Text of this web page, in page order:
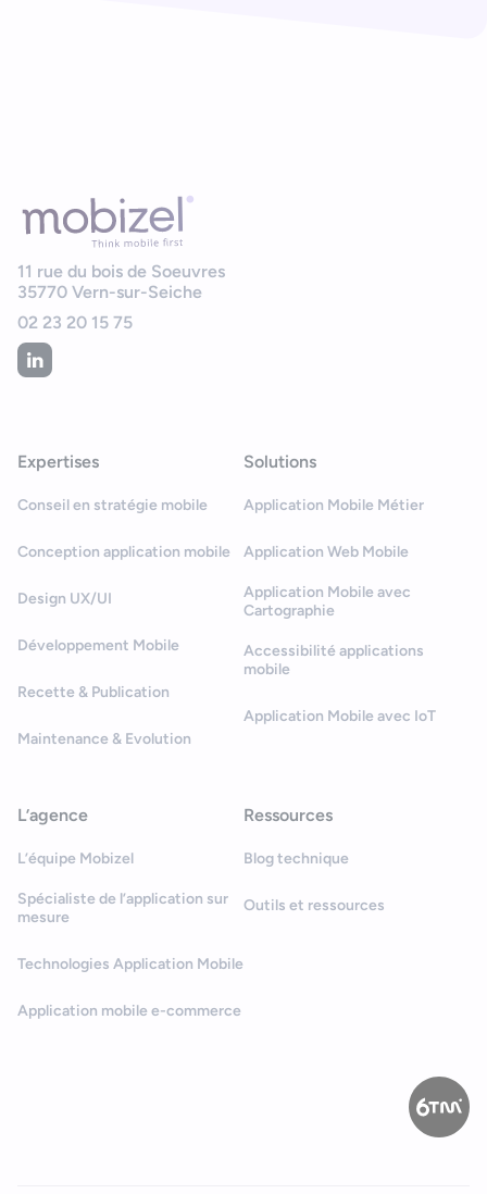
11 rue du bois de Soeuvres
35770 Vern-sur-Seiche
02 23 20 15 75
Expertises
Conseil en stratégie mobile
Conception application mobile
Design UX/UI
Développement Mobile
Recette & Publication
Maintenance & Evolution
Solutions
Application Mobile Métier
Application Web Mobile
Application Mobile avec
Cartographie
Accessibilité applications
mobile
Application Mobile avec IoT
L’agence
L’équipe Mobizel
Spécialiste de l’application sur
mesure
Technologies Application Mobile
Application mobile e-commerce
Ressources
Blog technique
Outils et ressources